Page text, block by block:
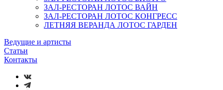
ЗАЛ-РЕСТОРАН ЛОТОС ВАЙН
ЗАЛ-РЕСТОРАН ЛОТОС КОНГРЕСС
ЛЕТНЯЯ ВЕРАНДА ЛОТОС ГАРДЕН
Ведущие и артисты
Статьи
Контакты